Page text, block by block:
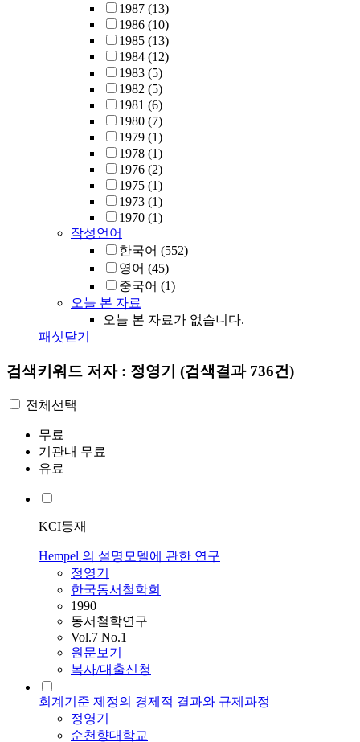
1987 (13)
1986 (10)
1985 (13)
1984 (12)
1983 (5)
1982 (5)
1981 (6)
1980 (7)
1979 (1)
1978 (1)
1976 (2)
1975 (1)
1973 (1)
1970 (1)
작성언어
한국어 (552)
영어 (45)
중국어 (1)
오늘 본 자료
오늘 본 자료가 없습니다.
패싯닫기
검색키워드 저자 : 정영기 (검색결과 736건)
전체선택
무료
기관내 무료
유료
KCI등재
Hempel 의 설명모델에 관한 연구
정영기
한국동서철학회
1990
동서철학연구
Vol.7 No.1
원문보기
복사/대출신청
회계기준 제정의 경제적 결과와 규제과정
정영기
순천향대학교